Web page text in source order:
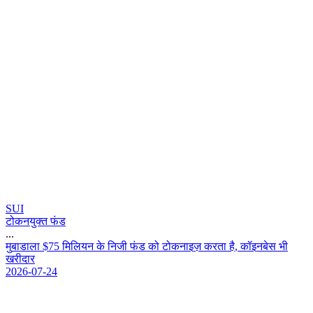
SUI
टोकनयुक्त फंड
...
मबडल $75 मलयन क नज फड क टकनइज करत ह, कइनबस भ
खरदर
2026-07-24